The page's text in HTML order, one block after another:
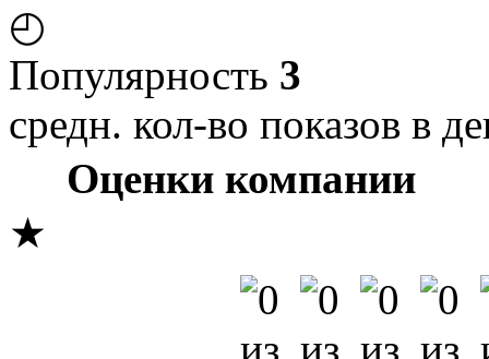
◴
Популярность 3
средн. кол-во показов в
Оценки компании
★